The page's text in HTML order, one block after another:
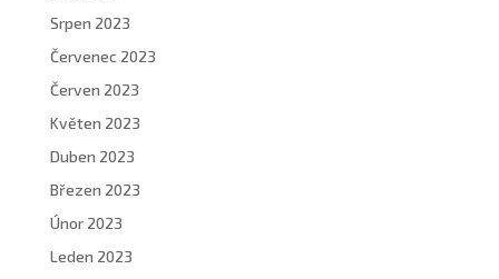
Srpen 2023
Červenec 2023
Červen 2023
Květen 2023
Duben 2023
Březen 2023
Únor 2023
Leden 2023